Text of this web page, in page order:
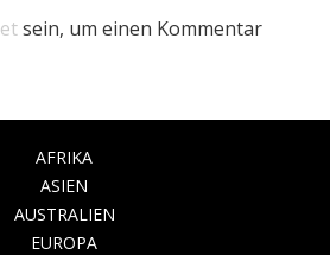
sein, um einen Kommentar
AFRIKA
ASIEN
AUSTRALIEN
EUROPA